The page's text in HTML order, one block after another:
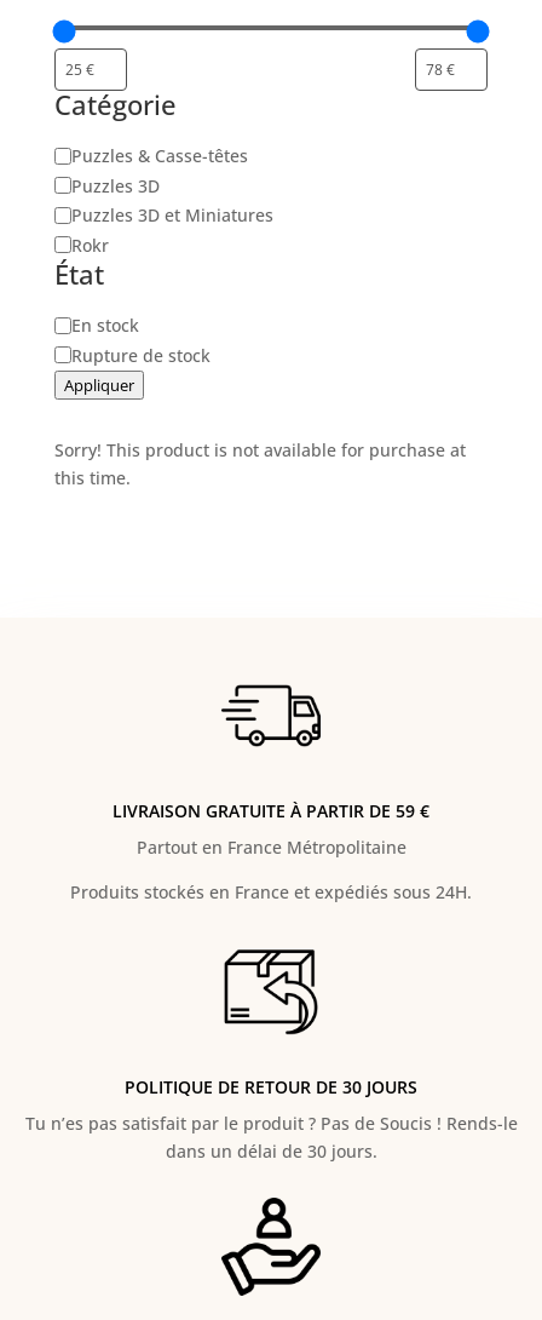
Catégorie
Catégorie
Puzzles & Casse-têtes
Puzzles 3D
Puzzles 3D et Miniatures
Rokr
État
Disponibilité
En stock
Rupture de stock
Appliquer
Sorry! This product is not available for purchase at
this time.
LIVRAISON GRATUITE À PARTIR DE 59 €
Partout en France Métropolitaine
Produits stockés en France et expédiés sous 24H.
POLITIQUE DE RETOUR DE 30 JOURS
Tu n’es pas satisfait par le produit ? Pas de Soucis ! Rends-le
dans un délai de 30 jours.